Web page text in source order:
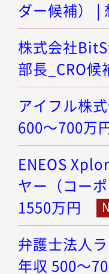
ダー候補） |
株式会社
部長_CRO
アイフル株
600～700万
ENEOS
ヤー（コー
1550万円
弁護士法人
年収 500～